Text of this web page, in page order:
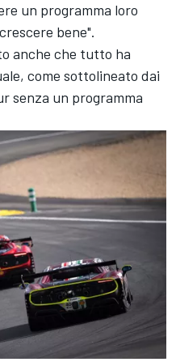
un programma loro
bene".
anche che tutto ha
come sottolineato dai
senza un programma